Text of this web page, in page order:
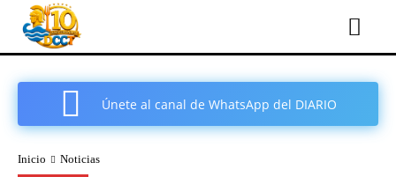
Únete al canal de WhatsApp del DIARIO
Inicio Noticias